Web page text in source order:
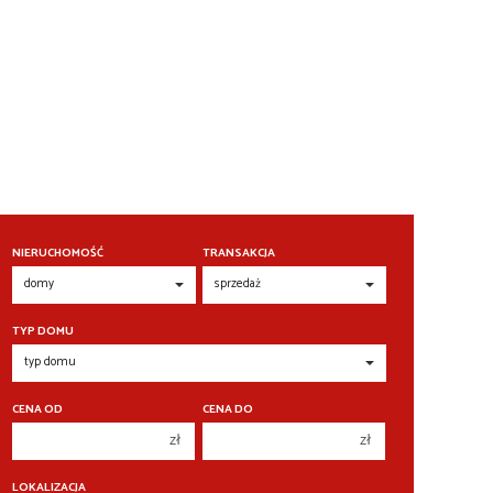
NIERUCHOMOŚĆ TRANSAKCJA
TYP DOMU
CENA OD
zł
CENA DO
zł
LOKALIZACJA